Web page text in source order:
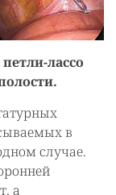
лассо
в
случае.
а